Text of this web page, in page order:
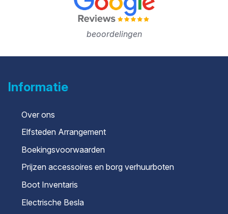
beoordelingen
Informatie
Over ons
Elfsteden Arrangement
Boekingsvoorwaarden
Prijzen accessoires en borg verhuurboten
Boot Inventaris
Electrische Besla